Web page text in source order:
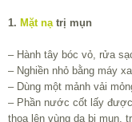
1. Mặt nạtrị mụn
– Hành tây bóc vỏ, rửa
– Nghiền nhỏ bằng máy
– Dùng một mảnh vải
– Phần nước cốt lấy
thoa lên vùng da bị mụn,